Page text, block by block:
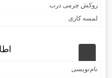
روکش چرمی درب
لمسه کاری
نام‌نویسی